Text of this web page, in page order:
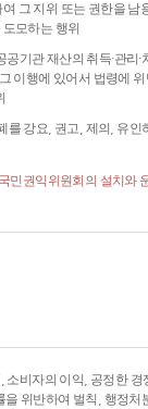
그 지위 또는 권한을 남
모하는 행위
기관 재산의 취득·관리
이행에 있어서 법령에
를 강요, 권고, 제의, 유인
민권익위원회의 설치와
소비자의 이익, 공정한
을 위반하여 벌칙, 행정처